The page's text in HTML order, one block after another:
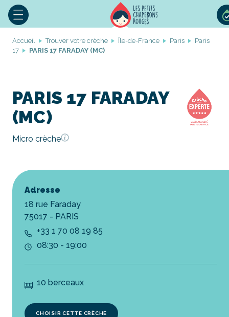
Accueil Trouver votre crèche Île-de-France Paris
Paris
17
PARIS 17 FARADAY (MC)
PARIS 17 FARADAY
(MC)
Micro crèche
Adresse
18 rue Faraday
75017 - PARIS
+33 1 70 08 19 85
08:30 - 19:00
10 berceaux
CHOISIR CETTE CRÈCHE